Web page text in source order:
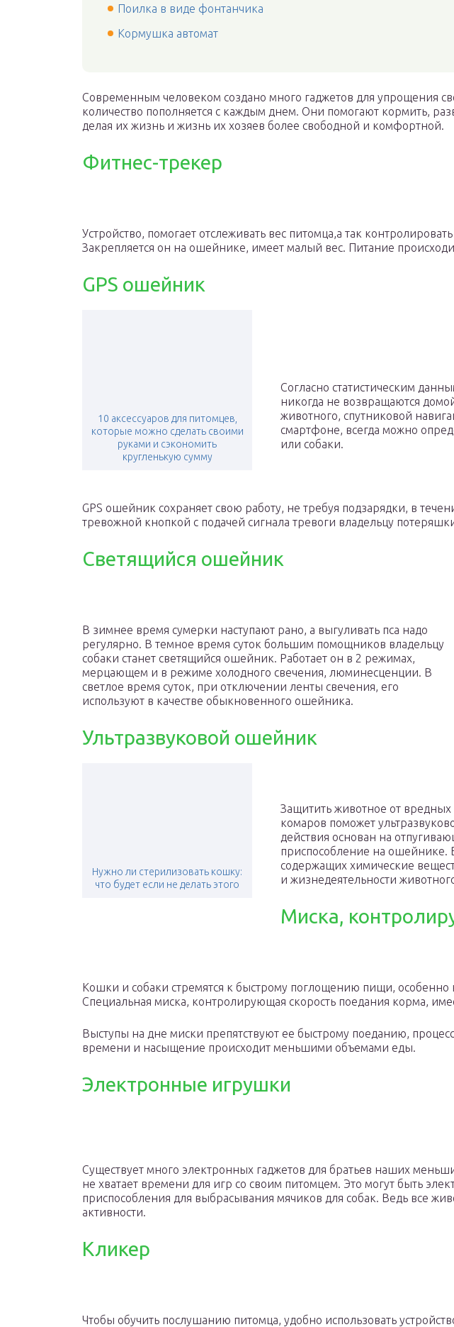
Поилка в виде фонтанчика
Кормушка автомат
Современным человеком создано много гаджетов для упрощения
количество пополняется с каждым днем. Они помогают кормить,
делая их жизнь и жизнь их хозяев более свободной и комфортной.
Фитнес-трекер
Устройство, помогает отслеживать вес питомца,а так
Закрепляется он на ошейнике, имеет малый вес. Питание
GPS ошейник
10 аксессуаров для питомцев,
которые можно сделать своими
руками и сэкономить
кругленькую сумму
Согласно статистическим
никогда не возвращаются
животного, спутниковой
смартфоне, всегда можно
или собаки.
GPS ошейник сохраняет свою работу, не требуя подзарядки, в
тревожной кнопкой с подачей сигнала тревоги владельцу
Светящийся ошейник
В зимнее время сумерки наступают рано, а выгуливать пса надо
регулярно. В темное время суток большим помощников владельцу
собаки станет светящийся ошейник. Работает он в 2 режимах,
мерцающем и в режиме холодного свечения, люминесценции. В
светлое время суток, при отключении ленты свечения, его
используют в качестве обыкновенного ошейника.
Ультразвуковой ошейник
Нужно ли стерилизовать кошку:
что будет если не делать этого
Защитить животное от
комаров поможет
действия основан на
приспособление на ошейнике.
содержащих химические
и жизнедеятельности
Миска,
Кошки и собаки стремятся к быстрому поглощению пищи, особенно
Специальная миска, контролирующая скорость поедания корма,
Выступы на дне миски препятствуют ее быстрому поеданию,
времени и насыщение происходит меньшими объемами еды.
Электронные игрушки
Существует много электронных гаджетов для братьев наших
не хватает времени для игр со своим питомцем. Это могут быть
приспособления для выбрасывания мячиков для собак. Ведь все
активности.
Кликер
Чтобы обучить послушанию питомца, удобно использовать